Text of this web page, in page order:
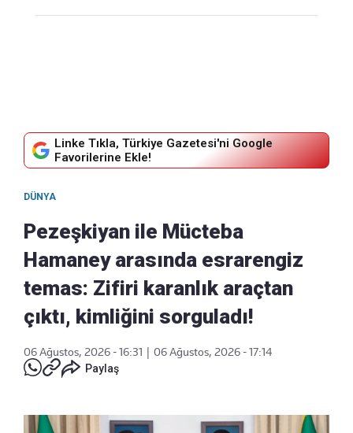
Linke Tıkla, Türkiye Gazetesi'ni Google
Favorilerine Ekle!
DÜNYA
Pezeşkiyan ile Mücteba
Hamaney arasında esrarengiz
temas: Zifiri karanlık araçtan
çıktı, kimliğini sorguladı!
06 Ağustos, 2026 - 16:31
06 Ağustos, 2026 - 17:14
Paylaş